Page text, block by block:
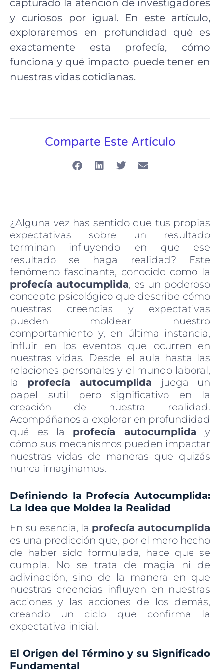
capturado la atención de investigadores
y curiosos por igual. En este artículo,
exploraremos en profundidad qué es
exactamente esta profecía, cómo
funciona y qué impacto puede tener en
nuestras vidas cotidianas.
Comparte Este Artículo
¿Alguna vez has sentido que tus propias
expectativas sobre un resultado
terminan influyendo en que ese
resultado se haga realidad? Este
fenómeno fascinante, conocido como la
profecía autocumplida, es un poderoso
concepto psicológico que describe cómo
nuestras creencias y expectativas
pueden moldear nuestro
comportamiento y, en última instancia,
influir en los eventos que ocurren en
nuestras vidas. Desde el aula hasta las
relaciones personales y el mundo laboral,
la profecía autocumplida juega un
papel sutil pero significativo en la
creación de nuestra realidad.
Acompáñanos a explorar en profundidad
qué es la profecía autocumplida y
cómo sus mecanismos pueden impactar
nuestras vidas de maneras que quizás
nunca imaginamos.
Definiendo la Profecía Autocumplida:
La Idea que Moldea la Realidad
En su esencia, la profecía autocumplida
es una predicción que, por el mero hecho
de haber sido formulada, hace que se
cumpla. No se trata de magia ni de
adivinación, sino de la manera en que
nuestras creencias influyen en nuestras
acciones y las acciones de los demás,
creando un ciclo que confirma la
expectativa inicial.
El Origen del Término y su Significado
Fundamental